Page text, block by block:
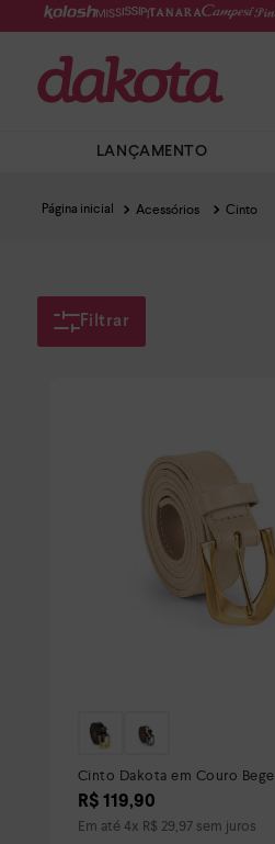
LANÇAMENTO
Acessórios Cinto
Filtrar
Cinto Dakota em Couro Bege
R$ 119,90
Em até4x R$ 29,97sem juros